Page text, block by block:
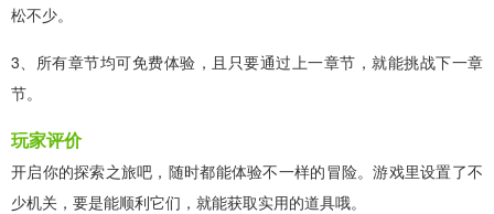
松不少。
3、所有章节均可免费体验，且只要通过上一章节，就能挑战下一章
节。
玩家评价
开启你的探索之旅吧，随时都能体验不一样的冒险。游戏里设置了不
少机关，要是能顺利它们，就能获取实用的道具哦。